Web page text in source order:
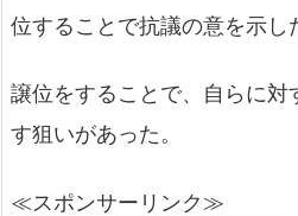
位することで抗議の意を示し
譲位をすることで、自らに対
す狙いがあった。
≪スポンサーリンク≫